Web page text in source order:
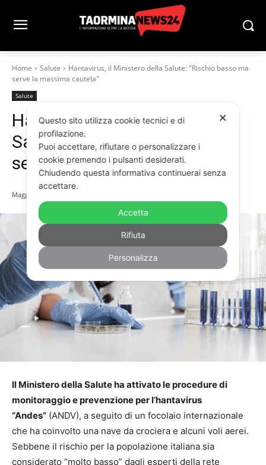
Home Salute
Hantavirus, il Ministero della Salute: "Rischio basso ma
serve la massima cautela"
Salute
Hantavirus, il Ministero della
Salute: “Rischio basso ma
serve la massima cautela”
Maggio 11, 2026
Il Ministero della Salute ha attivato le procedure di
monitoraggio e prevenzione per l’hantavirus
“Andes” (ANDV), a seguito di un focolaio internazionale
che ha coinvolto una nave da crociera e alcuni voli aerei.
Sebbene il rischio per la popolazione italiana sia
considerato “molto basso” dagli esperti della rete
✕
Questo sito utilizza cookie tecnici e di
profilazione.
Puoi accettare, rifiutare o personalizzare i
cookie premendo i pulsanti desiderati.
Chiudendo questa informativa continuerai senza
accettare.
Accetta
Rifiuta
Personalizza